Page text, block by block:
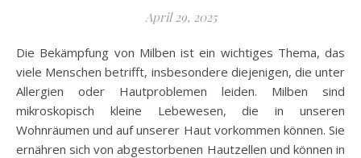
April 29, 2025
Die Bekämpfung von Milben ist ein wichtiges Thema, das
viele Menschen betrifft, insbesondere diejenigen, die unter
Allergien oder Hautproblemen leiden. Milben sind
mikroskopisch kleine Lebewesen, die in unseren
Wohnräumen und auf unserer Haut vorkommen können. Sie
ernähren sich von abgestorbenen Hautzellen und können in